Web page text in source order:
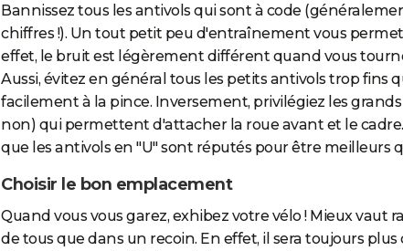
Bannissez tous les antivols qui sont à code
chiffres !). Un tout petit peu d'entraînement vous
effet, le bruit est légèrement différent quand vous
Aussi, évitez en général tous les petits antivols trop fins
facilement à la pince. Inversement, privilégiez les
non) qui permettent d'attacher la roue avant et le
que les antivols en "U" sont réputés pour être meilleurs
Choisir le bon emplacement
Quand vous vous garez, exhibez votre vélo ! Mieux vaut
de tous que dans un recoin. En effet, il sera toujours